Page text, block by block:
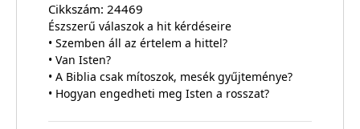
Cikkszám: 24469
Észszerű válaszok a hit kérdéseire
• Szemben áll az értelem a hittel?
• Van Isten?
• A Biblia csak mítoszok, mesék gyűjteménye?
• Hogyan engedheti meg Isten a rosszat?